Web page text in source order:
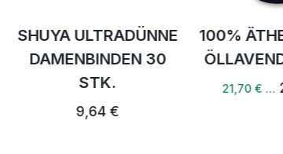
100% ÄTHERISCHER
ÖLLAVENDER 10ML
21,70 € …22,83 €
100%
20,66 €